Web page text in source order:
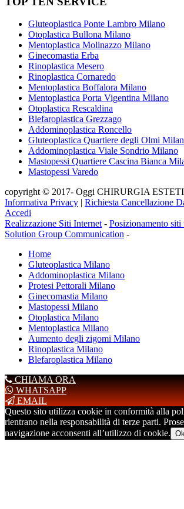
Gluteoplastica Ponte Lambro Milano
Otoplastica Bullona Milano
Mentoplastica Molinazzo Milano
Ginecomastia Erba
Rinoplastica Mesero
Rinoplastica Cornaredo
Mentoplastica Boffalora Milano
Mentoplastica Porta Vigentina Milano
Otoplastica Rescaldina
Blefaroplastica Grezzago
Addominoplastica Roncello
Gluteoplastica Quartiere degli Olmi
Addominoplastica Viale Sondrio Milano
Mastopessi Quartiere Cascina Bianca
Mastopessi Varedo
copyright © 2017- Oggi CHIRURGIA
Informativa Privacy | Richiesta Cancellazione
Accedi
Realizzazione Siti Internet- Posizionamento
Solution Group Communication -
Home
Gluteoplastica Milano
Addominoplastica Milano
Protesi Pettorali Milano
Ginecomastia Milano
Mastopessi Milano
Otoplastica Milano
Mentoplastica Milano
Aumento degli zigomi Milano
Rinoplastica Milano
Blefaroplastica Milano
CHIAMA ORA
WHATSAPP
EMAIL
Questo sito utilizza cookie in conformità alla
rientrano nella responsabilità di terze parti.
navigazione acconsenti all’utilizzo di cookie.